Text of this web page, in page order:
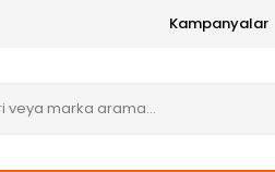
Kampanyalar